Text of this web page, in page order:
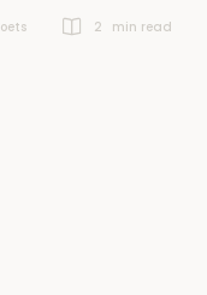
2 min read